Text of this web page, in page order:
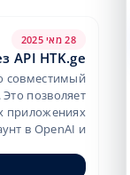
28 מאי 2025
API HTK.ge
совместимый
Это позволяет
приложениях
в OpenAI и